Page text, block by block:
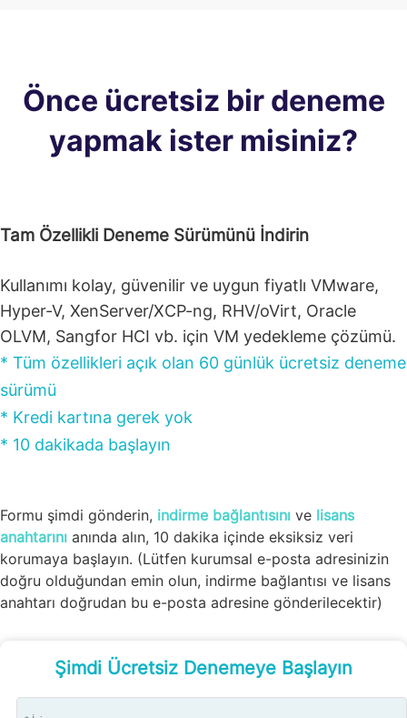
Önce ücretsiz bir deneme
yapmak ister misiniz?
Tam Özellikli Deneme Sürümünü İndirin
Kullanımı kolay, güvenilir ve uygun fiyatlı VMware,
Hyper-V, XenServer/XCP-ng, RHV/oVirt, Oracle
OLVM, Sangfor HCI vb. için VM yedekleme çözümü.
* Tüm özellikleri açık olan 60 günlük ücretsiz deneme
sürümü
* Kredi kartına gerek yok
* 10 dakikada başlayın
Formu şimdi gönderin, indirme bağlantısını ve lisans
anahtarını anında alın, 10 dakika içinde eksiksiz veri
korumaya başlayın. (Lütfen kurumsal e-posta adresinizin
doğru olduğundan emin olun, indirme bağlantısı ve lisans
anahtarı doğrudan bu e-posta adresine gönderilecektir)
Şimdi Ücretsiz Denemeye Başlayın